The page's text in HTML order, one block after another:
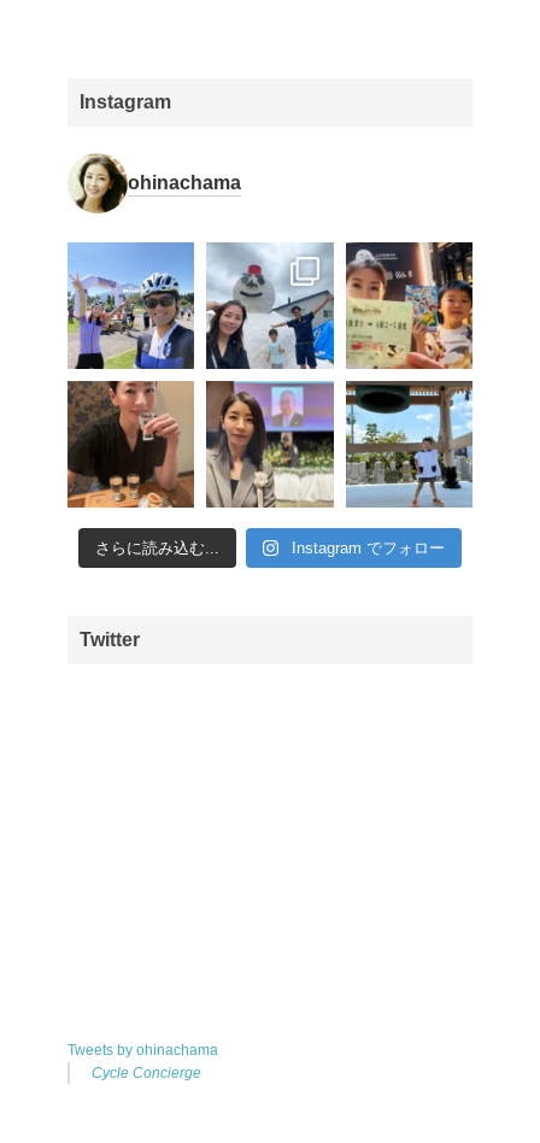
Instagram
ohinachama
さらに読み込む... Instagram でフォロー
Twitter
Tweets by ohinachama
Cycle Concierge